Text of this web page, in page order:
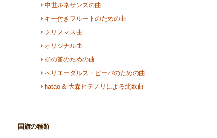
中世ルネサンスの曲
キー付きフルートのための曲
クリスマス曲
オリジナル曲
柳の笛のための曲
ヘリエーダルス・ピーパのための曲
hatao & 大森ヒデノリによる北欧曲
国旗の種類